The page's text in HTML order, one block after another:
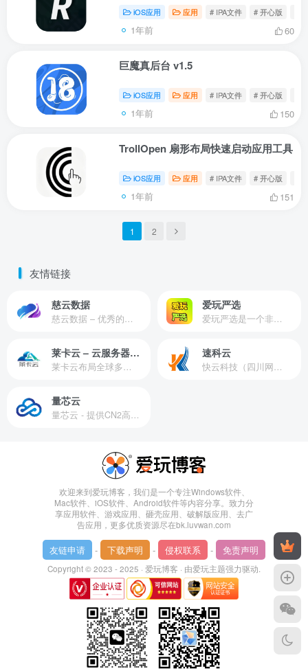
iOS应用 应用 # IPA文件 # 开心版
1年前 60
巨魔真后台 v1.5
iOS应用 应用 # IPA文件 # 开心版
1年前 150
TrollOpen 扇形布局快速启动应用工具
iOS应用 应用 # IPA文件 # 开心版
1年前 151
1 2
友情链接
慈云数据
慈云数据 – 优秀的云服务器服务商，提供最具有性价比的产品。慈云数据是开发者必不可少的良心云
爱玩严选
爱玩严选是一个非常有保障且性价比极高的虚拟商城，包括但不限于苹果证书、技术指导、会员充值等多种虚拟服务！
莱卡云 – 云服务器提供商
莱卡云布局全球多个地理区域。提供服务有：境外云服务器、国内云服务器、独立服务器、服务器托管、CDN、SSL证书、游戏服务器等业务。
速科云
快云科技（四川网联快云科技有限公司）成立于2021年，主营互联网业务平台服务提供商。公司专注为用户提供低价高性能云计算产品，致力于云计算应用的易用性开发，并引导云计算在国内普及
量芯云
量芯云 - 提供CN2高速香港美国云服务器&专业高防服务器租用等云服务器供应商
欢迎来到爱玩博客，我们是一个专注Windows软件、
Mac软件、iOS软件、Android软件等内容分享。致力分
享应用软件、游戏应用、砸壳应用、破解版应用、去广
告应用，更多优质资源尽在bk.luvwan.com
友链申请 - 下载声明 - 侵权联系 - 免责声明
Copyright © 2023 - 2025 · 爱玩博客 · 由爱玩主题强力驱动.